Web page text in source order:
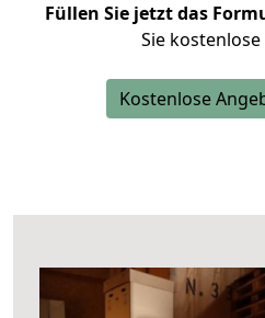
Füllen Sie jetzt das
Sie
Kostenlose